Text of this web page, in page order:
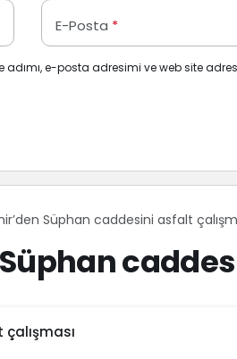
E-Posta *
e-posta adresimi ve web site
Süphan caddesini asfalt